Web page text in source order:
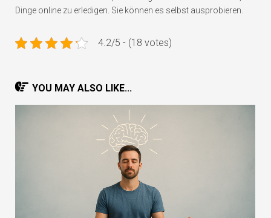
Dinge online zu erledigen. Sie können es selbst ausprobieren.
4.2/5 - (18 votes)
YOU MAY ALSO LIKE...